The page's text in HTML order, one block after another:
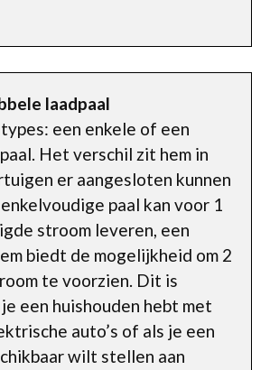
laadpaal
een enkele of een
Het verschil zit hem in
er aangesloten kunnen
paal kan voor 1
stroom leveren, een
biedt de mogelijkheid om 2
te voorzien. Dit is
een huishouden hebt met
auto’s of als je een
wilt stellen aan